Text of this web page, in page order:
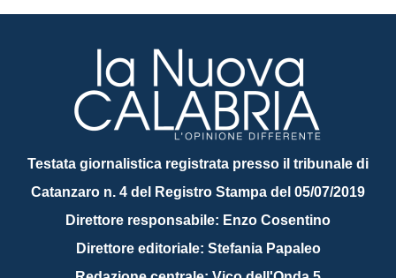
Testata giornalistica registrata presso il tribunale di
Catanzaro n. 4 del Registro Stampa del 05/07/2019
Direttore responsabile: Enzo Cosentino
Direttore editoriale: Stefania Papaleo